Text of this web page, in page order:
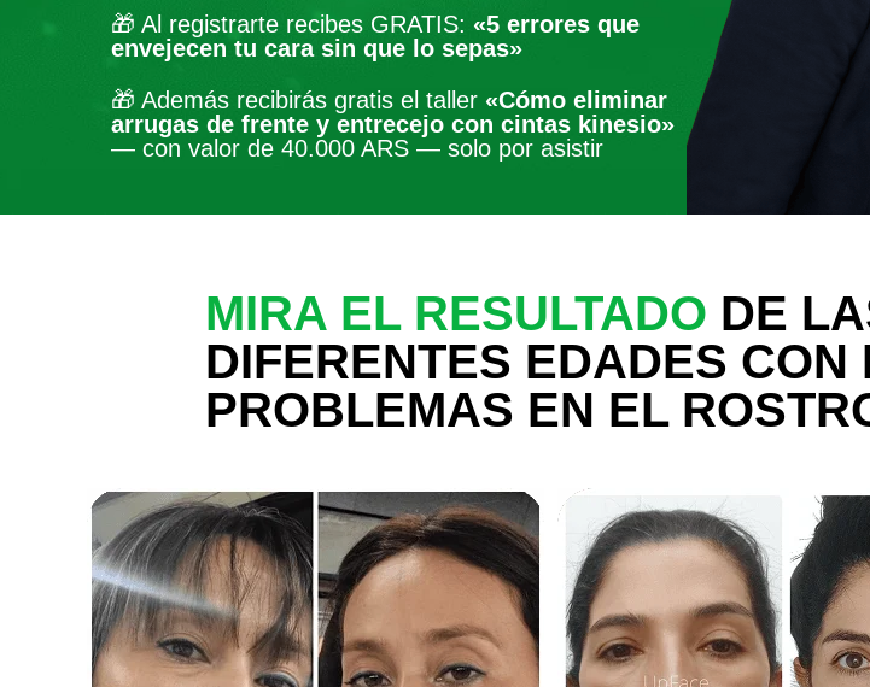
🎁 Además recibirás gratis el taller «Cómo eliminar
arrugas de frente y entrecejo con cintas kinesio»
— con valor de 40.000 ARS — solo por asistir
🎁 Al registrarte recibes GRATIS: «5 errores que
envejecen tu cara sin que lo sepas»
MIRA EL RESULTADO DE
DIFERENTES EDADES CON
PROBLEMAS EN EL